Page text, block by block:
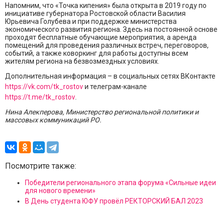
Напомним, что «Точка кипения» была открыта в 2019 году по
инициативе губернатора Ростовской области Василия
Юрьевича Голубева и при поддержке министерства
экономического развития региона. Здесь на постоянной основе
проходят бесплатные обучающие мероприятия, а аренда
помещений для проведения различных встреч, переговоров,
событий, а также коворкинг для работы доступны всем
жителям региона на безвозмездных условиях.
Дополнительная информация – в социальных сетях ВКонтакте
https://vk.com/tk_rostovи телеграм-канале
https://t.me/tk_rostov
Нина Алекперова, Министерство региональной политики и
массовых коммуникаций РО.
Посмотрите также:
Победители регионального этапа форума «Сильные идеи
для нового времени»
В День студента ЮФУ провёл РЕКТОРСКИЙ БАЛ 2023